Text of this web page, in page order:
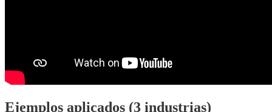
Ejemplos aplicados (3 industrias)